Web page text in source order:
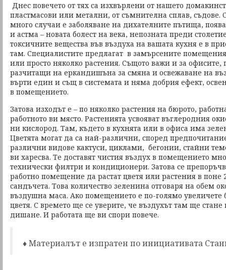
Днес повечето от тях са изхвърлени от нашето
пластмасови или метални, от съмнителна сплав, съдове.
много случаи е заболяване на дихателните пътища,
и астма – новата болест на века, непозната преди
токсичните вещества във въздуха на вашата кухня е в
там. Специалистите предлагат в замърсените
или просто няколко растения. Същото важи и за офисите,
разчитащи на еркандишъна за смяна и освежаване на
върти един и същ в системата и няма добрия ефект,
в помещението.
Затова изходът е – по няколко растения на бюрото,
работното ви място. Растенията усвояват въглеродния
ни кислород. Там, където в кухнята или в офиса има
Цветята могат да са най-различни, според
различни видове кактуси, циклами, бегонии, стайни
ви харесва. Те доставят чистия въздух в помещението
технически филтри и кондиционери. Затова се
работно помещение да растат цветя или растения в поне
сандъчета. Това количество зеленина отговаря на обем
въздушна маса. Ако помещението е по-голямо увеличете
цветя. С времето ще се уверите, че въздухът там ще
дишане. И работата ще ви спори повече.
♦ Материалът е изпратен по инициативата